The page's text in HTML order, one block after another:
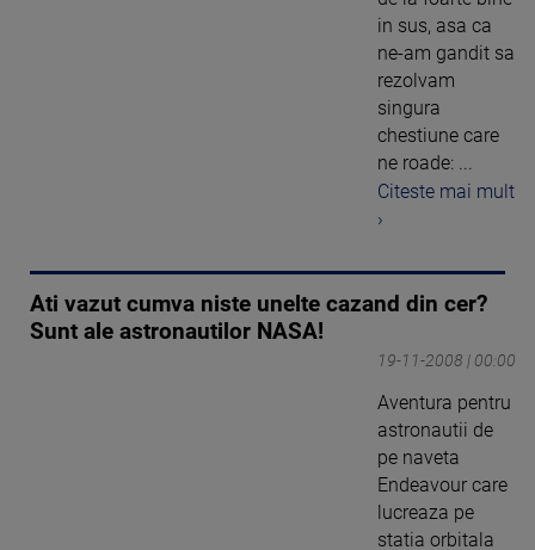
in sus, asa ca
ne-am gandit sa
rezolvam
singura
chestiune care
ne roade: ...
Citeste mai mult
›
Ati vazut cumva niste unelte cazand din cer?
Sunt ale astronautilor NASA!
19-11-2008 | 00:00
Aventura pentru
astronautii de
pe naveta
Endeavour care
lucreaza pe
statia orbitala